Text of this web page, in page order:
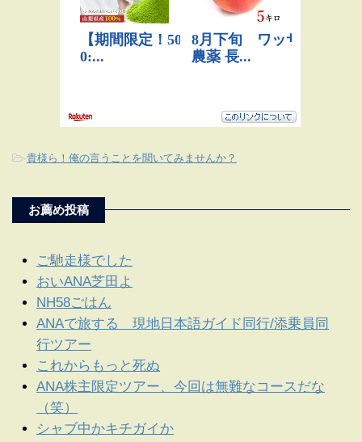
-貴様ら！俺の言うことを聞いてみませんか？
お薦め投稿
ご馳走様でした
おいANA芝田よ
NH58ごはん
ANAで旅する 現地日本語ガイド同行/添乗員同
行ツアー
これからもっと死ぬ
ANA株主限定ツアー、今回は無難なコースだな
（笑）
シャブ中かキチガイか